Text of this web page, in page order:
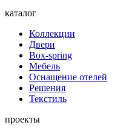
каталог
Коллекции
Двери
Box-spring
Мебель
Оснащение отелей
Решения
Текстиль
проекты